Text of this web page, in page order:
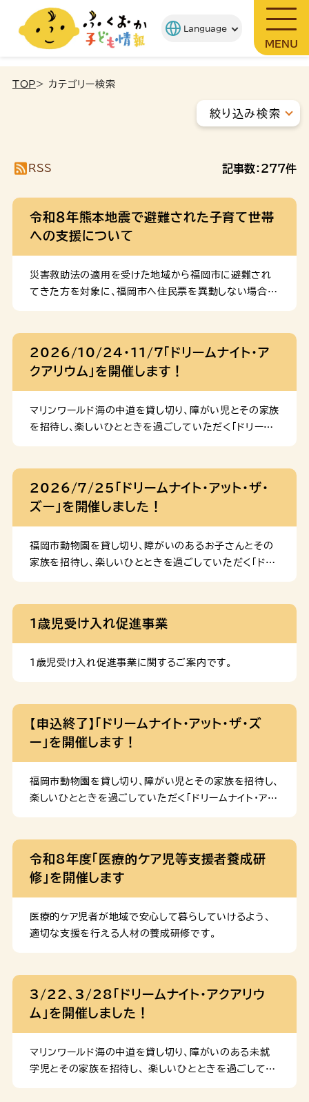
MENU
TOP> カテゴリー検索
絞り込み検索
RSS 記事数：277件
令和８年熊本地震で避難された子育て世帯
への支援について
災害救助法の適用を受けた地域から福岡市に避難され
てきた方を対象に、福岡市へ住民票を異動しない場合で
い場合、福岡市母子健康手帳を交付します。 (2)妊婦健
康診査・産婦健康診査 避難元の自治体から交付された
妊産婦健康診査の助成券を持参されていない場合、福岡
市妊婦健康診査・産婦健康診査助成券を交付し、健診費
用を助成します。 (3)乳幼児健康診査（1か月児健診、4
診） 保健福祉センター等で実施している健康診査につい
て、無料で受診できます。 (5)産後ケア事業 医療機関等
2026/10/24・11/7「ドリームナイト・ア
クアリウム」を開催します！
マリンワールド海の中道を貸し切り、障がい児とその家族
を招待し、楽しいひとときを過ごしていただく「ドリーム
ま1人あたり１回までとなります。 対象児童 福岡市在住
の18歳未満の（令和８年４月１日時点で18歳未満であ
れば、対象）障がい児・特別な支援が必要な児童と、その
家族 参加費 無料（駐車料金も無料） 申込定員 各日
900人（抽選制） 申込期間 2026年８月10日(月)～９
apply/apply-procedure-alias/ […]
2026/7/25「ドリームナイト・アット・ザ・
ズー」を開催しました！
福岡市動物園を貸し切り、障がいのあるお子さんとその
家族を招待し、楽しいひとときを過ごしていただく「ドリ
スタンプラリーなどを通して、子どもたちが思い思いに
楽しむ姿が見られるイベントとなりました！ 当日の様子
飼育員さんが動物のエサやりやガイドを行ってくれまし
ん興味を持って聞き入っていました。 イヤーマフやサン
グラス、あんしんバッグ（※）の貸し出しを行いました。※
気持ちを落ち着けたいときに役立つおもちゃやミニ絵本
等が入ったバッグ こどもたちがイヤーマフを使用してく
れていました！ 支援 […]
１歳児受け入れ促進事業
１歳児受け入れ促進事業に関するご案内です。
【申込終了】「ドリームナイト・アット・ザ・ズ
ー」を開催します！
福岡市動物園を貸し切り、障がい児とその家族を招待し、
楽しいひとときを過ごしていただく「ドリームナイト・アッ
令和8年度「医療的ケア児等支援者養成研
修」を開催します
医療的ケア児者が地域で安心して暮らしていけるよう、
適切な支援を行える人材の養成研修です。
3/22、3/28「ドリームナイト・アクアリウ
ム」を開催しました！
マリンワールド海の中道を貸し切り、障がいのある未就
学児とその家族を招待し、 楽しいひとときを過ごしてい